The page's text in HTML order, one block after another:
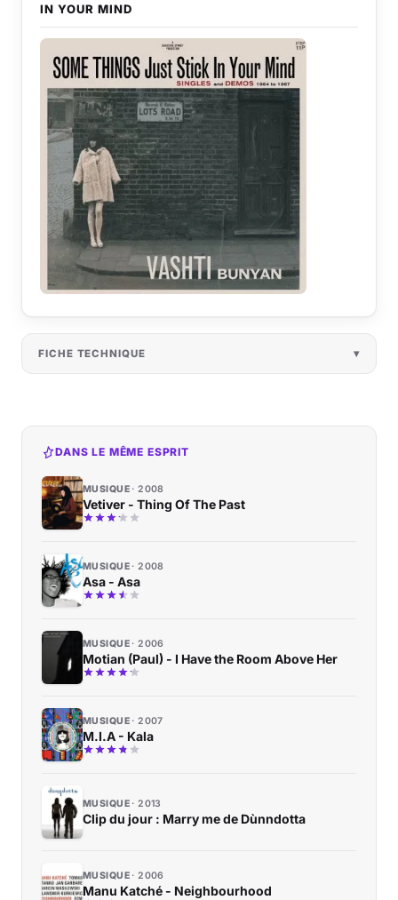
IN YOUR MIND
FICHE TECHNIQUE
DANS LE MÊME ESPRIT
MUSIQUE 2008
Vetiver - Thing Of The Past
MUSIQUE 2008
Asa - Asa
MUSIQUE 2006
Motian (Paul) - I Have the Room Above Her
MUSIQUE 2007
M.I.A - Kala
MUSIQUE 2013
Clip du jour : Marry me de Dùnndotta
MUSIQUE 2006
Manu Katché - Neighbourhood